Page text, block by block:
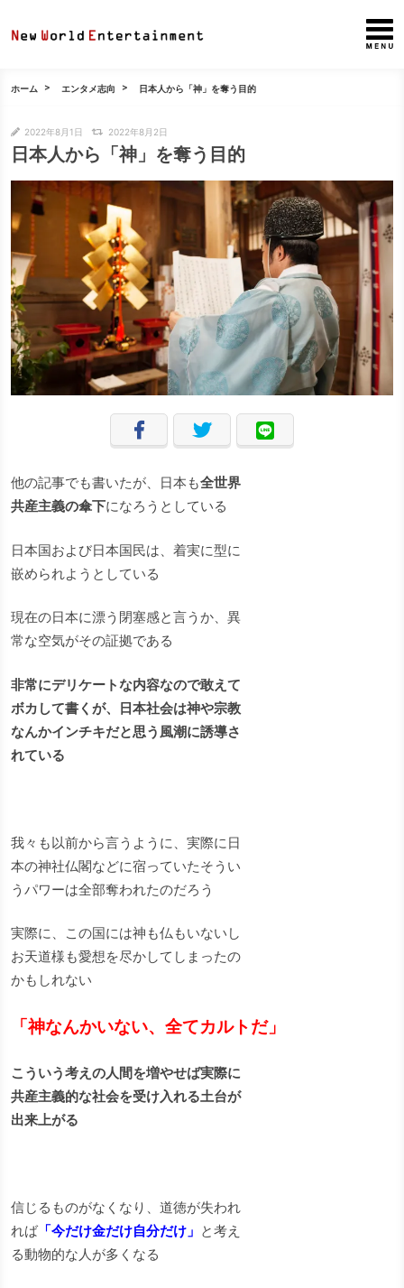
ホーム エンタメ志向 日本人から「神」を奪う目的
2022年8月1日 2022年8月2日
日本人から「神」を奪う目的
他の記事でも書いたが、日本も全世界
共産主義の傘下になろうとしている
日本国および日本国民は、着実に型に
嵌められようとしている
現在の日本に漂う閉塞感と言うか、異
常な空気がその証拠である
非常にデリケートな内容なので敢えて
ボカして書くが、日本社会は神や宗教
なんかインチキだと思う風潮に誘導さ
れている
我々も以前から言うように、実際に日
本の神社仏閣などに宿っていたそうい
うパワーは全部奪われたのだろう
実際に、この国には神も仏もいないし
お天道様も愛想を尽かしてしまったの
かもしれない
「神なんかいない、全てカルトだ」
こういう考えの人間を増やせば実際に
共産主義的な社会を受け入れる土台が
出来上がる
信じるものがなくなり、道徳が失われ
れば「今だけ金だけ自分だけ」 と考え
る動物的な人が多くなる